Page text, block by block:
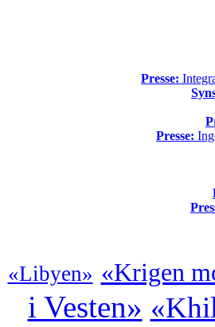
Presse:
Presse:
«Libyen» «Krigen
i Vesten»